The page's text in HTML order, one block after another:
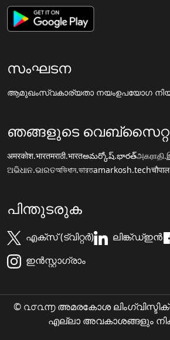
സംഘടന
ആമുഖംസ്വകാര്യതാ നയംഉപയോഗ
ഞങ്ങളുടെ
अमरकोश.भारतमराठी.भारतఅమర్కోష్.భారత్
ଅଭିଧାନ.ଭାରତঅভিধান.ভারতamarkosh.tech
പിന്തുടരുക
എക്സ് (ട്വിറ്റർ) ലിങ്ക്ഡ്ഇൻ
ഇൻസ്റ്റാഗ്രാം
© ൨൦൨൬ അമരകോശ
എല്ലാ അവകാശങ്ങളും